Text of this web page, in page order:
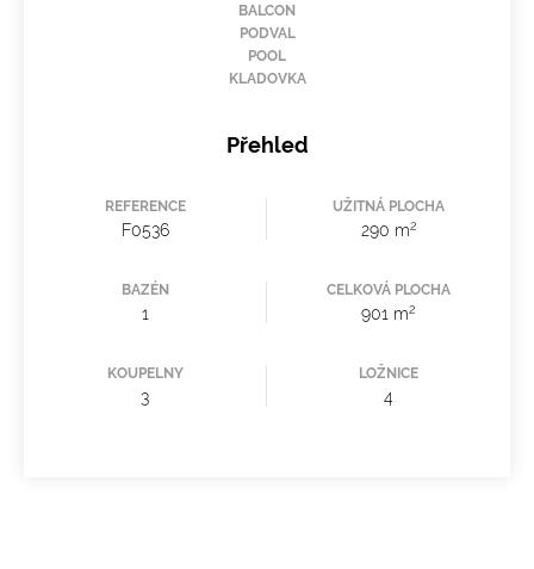
BALCON
PODVAL
POOL
KLADOVKA
Přehled
REFERENCE
F0536
UŽITNÁ PLOCHA
290 m2
BAZÉN
1
CELKOVÁ PLOCHA
901 m2
KOUPELNY
3
LOŽNICE
4